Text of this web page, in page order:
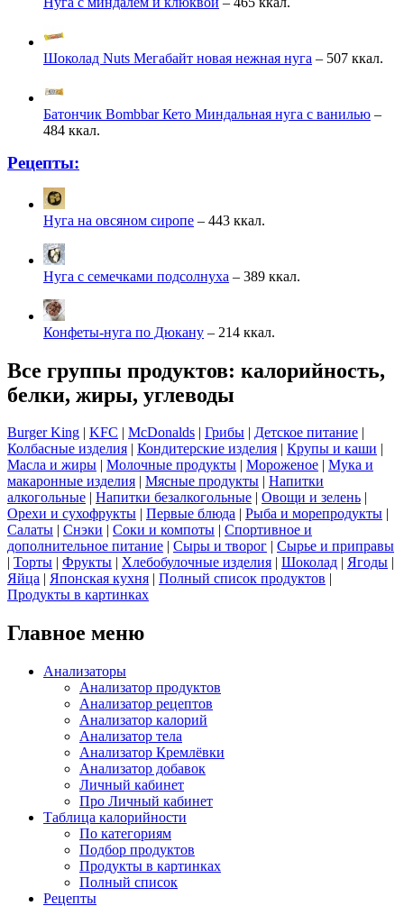
Шоколад Nuts Мегабайт новая нежная нуга – 507 ккал.
Батончик Bombbar Кето Миндальная нуга с ванилью –
484 ккал.
Рецепты:
Нуга на овсяном сиропе – 443 ккал.
Нуга с семечками подсолнуха – 389 ккал.
Конфеты-нуга по Дюкану – 214 ккал.
Все группы продуктов: калорийность,
белки, жиры, углеводы
Burger King | KFC | McDonalds | Грибы | Детское питание |
Колбасные изделия | Кондитерские изделия | Крупы и каши |
Масла и жиры | Молочные продукты | Мороженое | Мука и
макаронные изделия | Мясные продукты | Напитки
алкогольные | Напитки безалкогольные | Овощи и зелень |
Орехи и сухофрукты | Первые блюда | Рыба и морепродукты |
Салаты | Снэки | Соки и компоты | Спортивное и
дополнительное питание | Сыры и творог | Сырье и приправы
| Торты | Фрукты | Хлебобулочные изделия | Шоколад | Ягоды |
Яйца | Японская кухня | Полный список продуктов |
Продукты в картинках
Главное меню
Анализаторы
Анализатор продуктов
Анализатор рецептов
Анализатор калорий
Анализатор тела
Анализатор Кремлёвки
Анализатор добавок
Личный кабинет
Про Личный кабинет
Таблица калорийности
По категориям
Подбор продуктов
Продукты в картинках
Полный список
Рецепты